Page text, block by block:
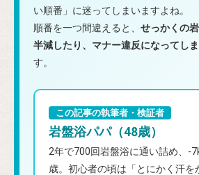
い順番」に迷ってしまいますよね。
順番を一つ間違えると、 せっかくの
半減したり、マナー違反になってしま
す。
この記事の執筆者・検証者
岩盤浴パパ（48歳）
2年で700回岩盤浴に通い詰め、-
歳。初心者の頃は「とにかく汗を